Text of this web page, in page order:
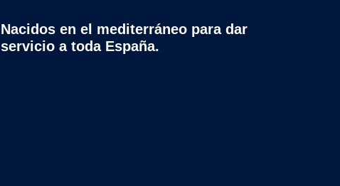
Nacidos en el mediterráneo para dar
servicio a toda España.